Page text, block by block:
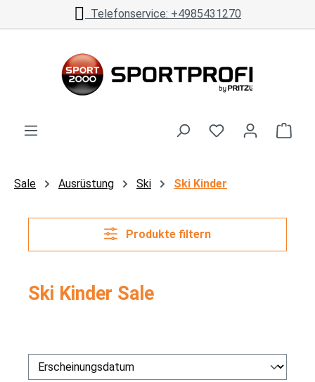
Zum Hauptinhalt springenTelefonservice: +4985431270
Sale Ausrüstung Ski Ski Kinder
Produkte filtern
Ski Kinder Sale